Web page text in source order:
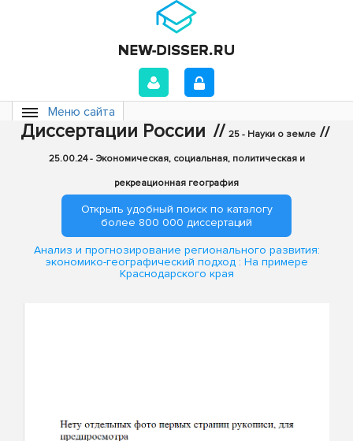
Меню сайта
Диссертации России // 25 - Науки о земле //
25.00.24 - Экономическая, социальная, политическая и
рекреационная география
Открыть удобный поиск по каталогу
более 800 000 диссертаций
Анализ и прогнозирование регионального развития:
экономико-географический подход : На примере
Краснодарского края